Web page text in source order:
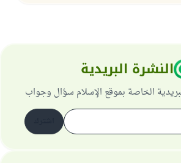
النشرة البريدية
الخاصة بموقع الإسلام سؤال وجواب